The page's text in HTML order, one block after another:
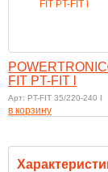
FIT PT-FIT l
Арт: PT-FIT 35/220-240 I
в корзину